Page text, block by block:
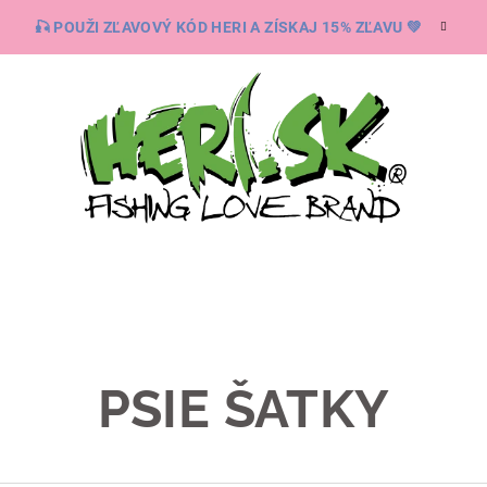
🎣 POUŽI ZĽAVOVÝ KÓD HERI A ZÍSKAJ 15% ZĽAVU 💚
PSIE ŠATKY